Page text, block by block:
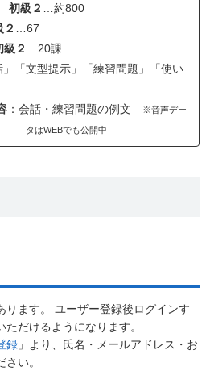
初級２
…約800
２
…67
２
…20課
」「文型提示」「練習問題」「使い
：会話・練習問題の例文 ※音声デー
タはWEBでも公開中
ります。 ユーザー登録後ログインす
だけるようになります。
録 」より、氏名・メールアドレス・お
い。